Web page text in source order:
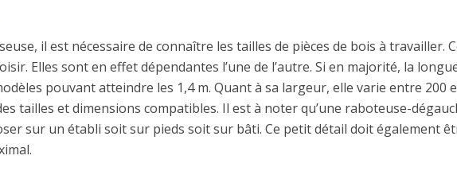
il est nécessaire de connaître les tailles de pièces de bois à travailler.
Elles sont en effet dépendantes l’une de l’autre. Si en majorité, la
pouvant atteindre les 1,4 m. Quant à sa largeur, elle varie entre 200
tailles et dimensions compatibles. Il est à noter qu’une raboteuse-
sur un établi soit sur pieds soit sur bâti. Ce petit détail doit également